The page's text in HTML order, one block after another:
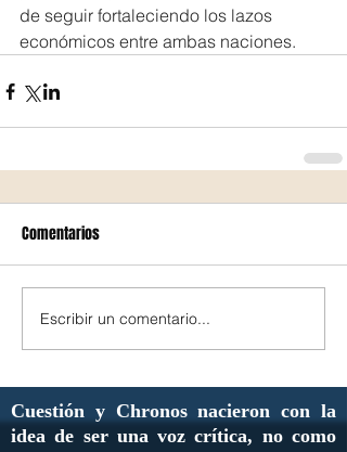
de seguir fortaleciendo los lazos
económicos entre ambas naciones.
Comentarios
Escribir un comentario...
Cuestión y Chronos nacieron con la
idea de ser una voz crítica, no como